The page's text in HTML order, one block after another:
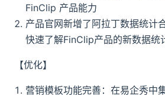
FinClip 产品能力
产品官网新增了阿拉丁数据统计
快速了解FinClip产品的新数据统
【优化】
营销模板功能完善：在易企秀中